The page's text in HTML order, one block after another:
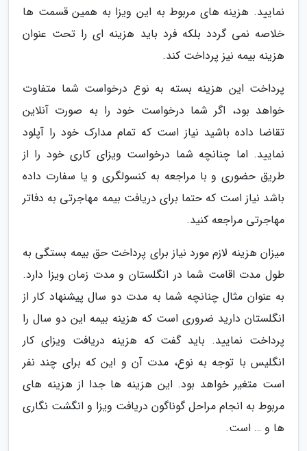
نمایید. هزینه های مربوط به این ویزا به همین قسمت ها
خلاصه نمی گردد بلکه فرد باید هزینه ای را تحت عنوان
هزینه بیمه نیز پرداخت کند.
پرداخت این هزینه بسته به نوع درخواست شما متفاوت
خواهد بود، اگر شما درخواست خود را به صورت آنلاین
تقاضا داده باشید نیاز است که تمام مدارک خود را آپلود
نمایید. اما چنانچه شما درخواست ویزای کاری خود را از
طریق حضوری و با مراجعه به کنسولگری و یا سفارت داده
باشد نیاز است که حتما برای دریافت بیمه مهاجرتی به دفاتر
مهاجرتی مراجعه کنید.
میزان هزینه لازم مورد نیاز برای پرداخت حق بیمه بستگی به
طول مدت اقامت شما در انگلستان و مدت زمان ویزا دارد.
به عنوان مثال چنانچه شما به مدت دو سال پیشنهاد کار از
انگلستان دارید ضروری است که هزینه بیمه این دو سال را
پرداخت نمایید. باید گفت که هزینه دریافت ویزای کار
انگلیس با توجه به نوع، مدت آن و این که برای چند نفر
است متغیر خواهد بود. این هزینه ها جدا از هزینه های
مربوط به انجام مراحل گوناگون دریافت ویزا و انگشت نگاری
ها و … است.